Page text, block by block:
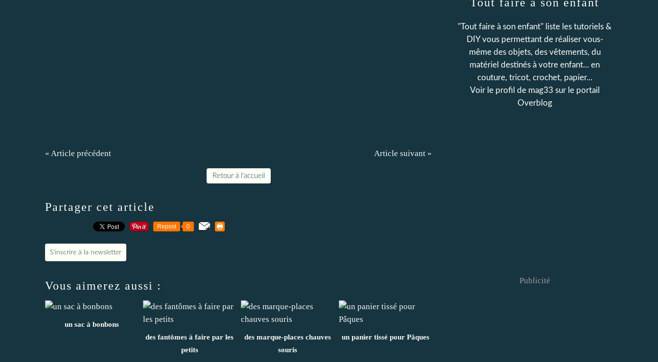
« Article précédent Article suivant »
Retour à l'accueil
Partager cet article
Repost 0
S'inscrire à la newsletter
Vous aimerez aussi :
un sac à bonbons
des fantômes à faire par les
petits
des marque-places chauves
souris
un panier tissé pour Pâques
"Tout faire à son enfant" liste les tutoriels &
DIY vous permettant de réaliser vous-
même des objets, des vêtements, du
matériel destinés à votre enfant... en
couture, tricot, crochet, papier...
Voir le profil de mag33 sur le portail
Overblog
Publicité